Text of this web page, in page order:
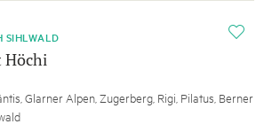
i
SIHLWALD
Höchi
Glarner Alpen, Zugerberg, Rigi, Pilatus, Berner